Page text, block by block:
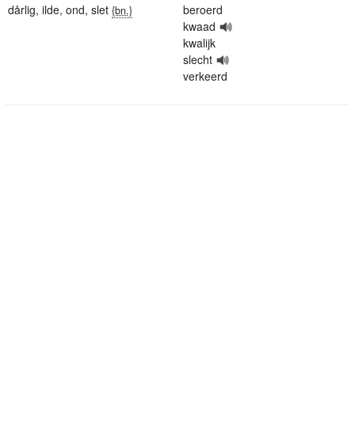
dårlig, ilde, ond, slet {bn.}
beroerd
kwaad
kwalijk
slecht
verkeerd